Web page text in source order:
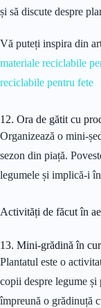
și să discute despre
Vă puteți inspira din
materiale reciclabile
reciclabile pentru fete
12. Ora de gătit cu
Organizează o mini-
sezon din piață.
legumele și implică-i
Activități de făcut în
13. Mini-grădină în
Plantatul este o
copii despre legume și
împreună o grădinuță